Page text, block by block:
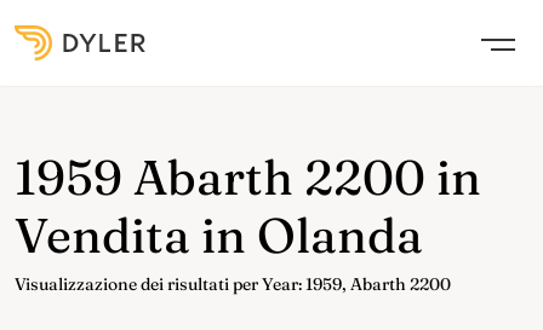
1959 Abarth 2200 in
Vendita in Olanda
Visualizzazione dei risultati per Year: 1959, Abarth 2200